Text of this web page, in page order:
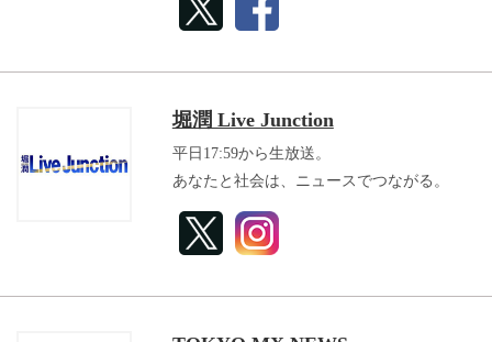
堀潤 Live Junction
平日17:59から生放送。
あなたと社会は、ニュースでつながる。